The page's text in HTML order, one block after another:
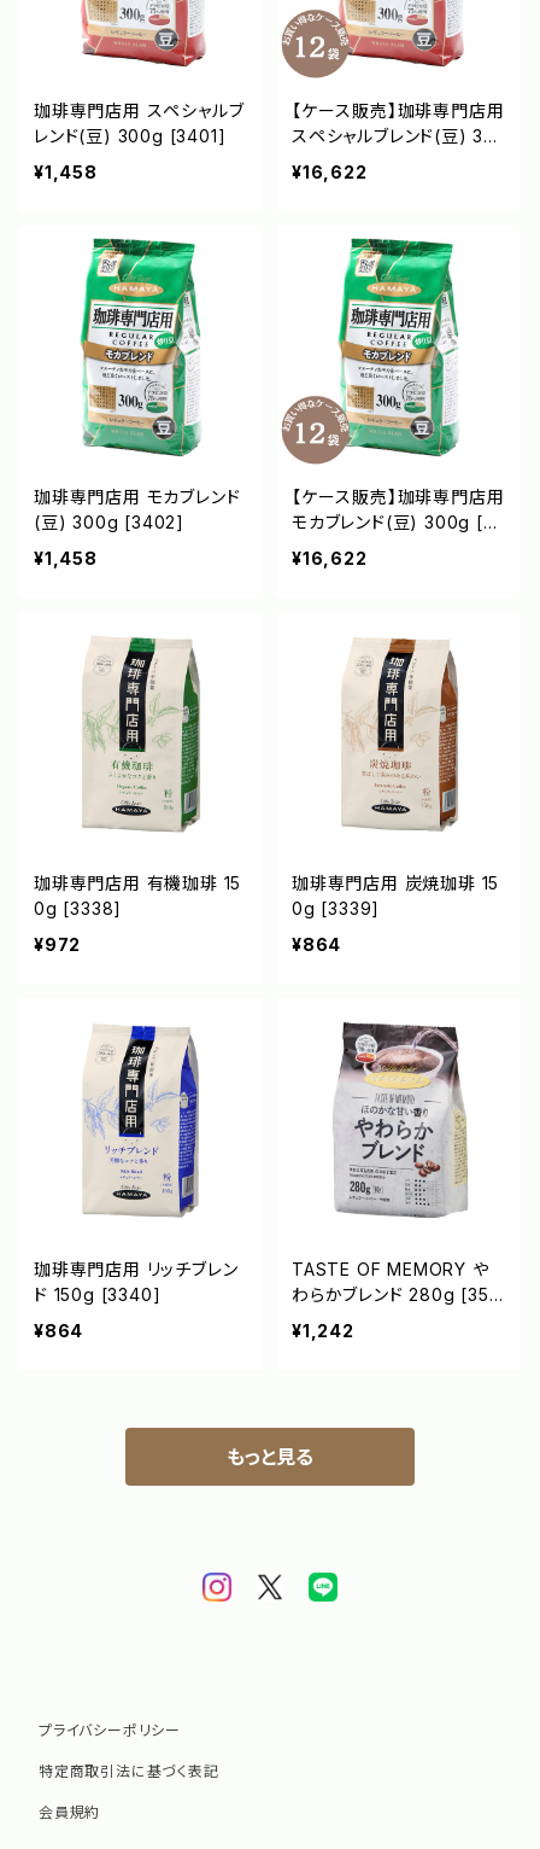
珈琲専門店用 スペシャルブ
レンド(豆) 300g [3401]
¥1,458
【ケース販売】珈琲専門店用
スペシャルブレンド(豆) 30
0g [3401]
¥16,622
珈琲専門店用 モカブレンド
(豆) 300g [3402]
¥1,458
【ケース販売】珈琲専門店用
モカブレンド(豆) 300g [34
02]
¥16,622
珈琲専門店用 有機珈琲 15
0g [3338]
¥972
珈琲専門店用 炭焼珈琲 15
0g [3339]
¥864
珈琲専門店用 リッチブレン
ド 150g [3340]
¥864
TASTE OF MEMORY や
わらかブレンド 280g [356
1]
¥1,242
もっと見る
プライバシーポリシー
特定商取引法に基づく表記
会員規約